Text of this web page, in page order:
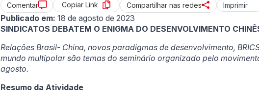
Comentar Copiar Link Compartilhar nas redes Imprimir
Publicado em: 18 de agosto de 2023
SINDICATOS DEBATEM O ENIGMA DO DESENVOLVIMENTO
Relações Brasil- China, novos paradigmas de desenvolvimento,
mundo multipolar são temas do seminário organizado pelo
agosto.
Resumo da Atividade